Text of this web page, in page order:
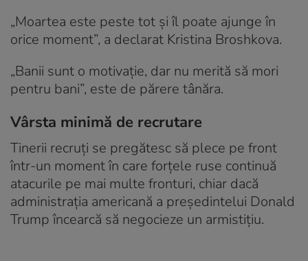
„Moartea este peste tot și îl poate ajunge în
orice moment”, a declarat Kristina Broshkova.
„Banii sunt o motivație, dar nu merită să mori
pentru bani”, este de părere tânăra.
Vârsta minimă de recrutare
Tinerii recruți se pregătesc să plece pe front
într-un moment în care forțele ruse continuă
atacurile pe mai multe fronturi, chiar dacă
administrația americană a președintelui Donald
Trump încearcă să negocieze un armistițiu.